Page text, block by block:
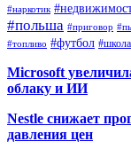
#наркотик
#польша #приговор
#топливо #футбол #школа
Microsoft
облаку и ИИ
Nestle снижает
давления цен